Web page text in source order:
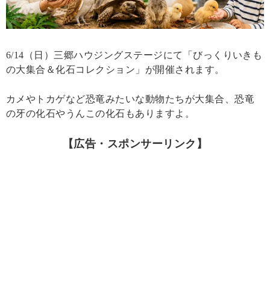
6/14（日）三郷ハウジングステージにて「びっくりいきも
の大集合＆化石コレクション」が開催されます。
カメやトカゲなど恐竜みたいな動物たちが大集合、恐竜
の牙の化石やうんこの化石もありますよ。
【広告・スポンサーリンク】